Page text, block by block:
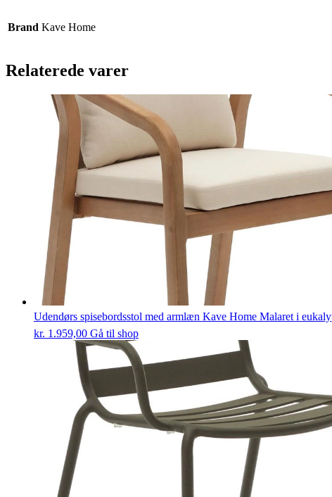
Brand Kave Home
Relaterede varer
Udendørs spisebordsstol med armlæn Kave Home Malaret i
kr. 1.959,00 Gå til shop